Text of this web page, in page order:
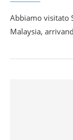
Abbiamo visitato
Malaysia,